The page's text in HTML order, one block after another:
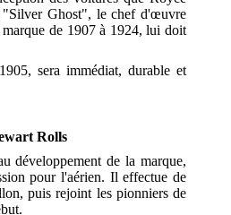
Ghost", le chef d'œuvre
de 1907 à 1924, lui doit
sera immédiat, durable et
Rolls
développement de la marque,
pour l'aérien. Il effectue de
puis rejoint les pionniers de